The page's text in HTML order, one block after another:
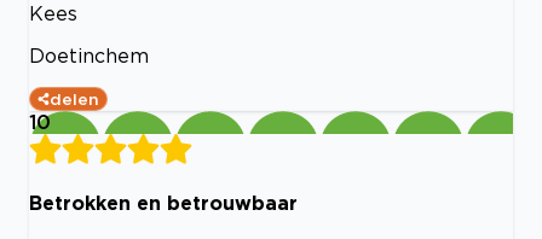
Kees
Doetinchem
delen
10
Betrokken en betrouwbaar